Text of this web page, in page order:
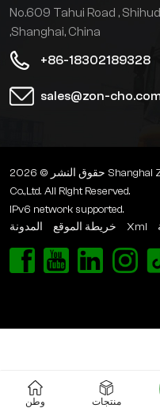
No.609 Tahui Road ,
,Shanghai, China
+86-18302189328
sales@zon-
حقوق النشر © 2026 Shanghai Zon-Cho Huge Science and Technology
Co.,Ltd. All Right Reserved.
IPv6 network supported.
المدونة
خريطة الموقع Xml
وطن منتجات